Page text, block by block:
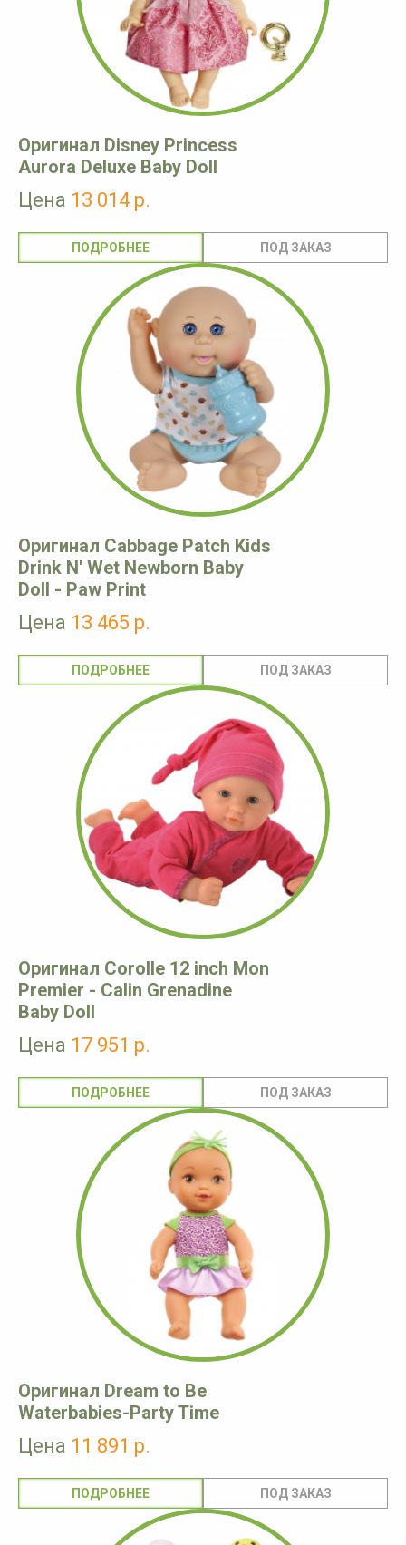
Оригинал Disney Princess
Aurora Deluxe Baby Doll
Цена 13 014 р.
ПОДРОБНЕЕ
Оригинал Cabbage Patch Kids
Drink N' Wet Newborn Baby
Doll - Paw Print
Цена 13 465 р.
ПОДРОБНЕЕ
Оригинал Corolle 12 inch Mon
Premier - Calin Grenadine
Baby Doll
Цена 17 951 р.
ПОДРОБНЕЕ
Оригинал Dream to Be
Waterbabies-Party Time
Цена 11 891 р.
ПОДРОБНЕЕ